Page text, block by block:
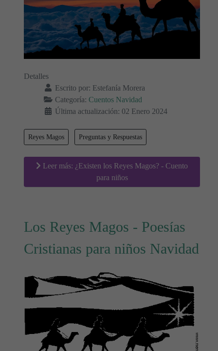
Detalles
Escrito por: Estefanía Morera
Categoría: Cuentos Navidad
Última actualización: 02 Enero 2024
Reyes Magos Preguntas y Respuestas
Leer más: ¿Existen los Reyes Magos? - Cuento
para niños
Los Reyes Magos - Poesías
Cristianas para niños Navidad